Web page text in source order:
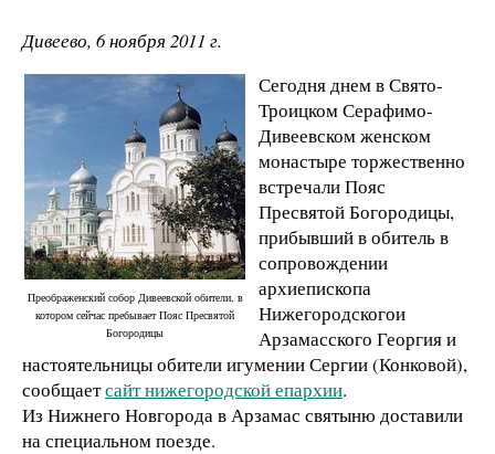
Дивеево, 6 ноября 2011 г.
Преображенский собор Дивеевской обители, в
котором сейчас пребывает Пояс Пресвятой
Богородицы
Сегодня днем в Свято-
Троицком Серафимо-
Дивеевском женском
монастыре торжественно
встречали Пояс
Пресвятой Богородицы,
прибывший в обитель в
сопровождении
архиепископа
Нижегородскогои
Арзамасского Георгия и
настоятельницы обители игумении Сергии (Конковой),
сообщаетсайт нижегородской епархии.
Из Нижнего Новгорода в Арзамас святыню доставили
на специальном поезде.